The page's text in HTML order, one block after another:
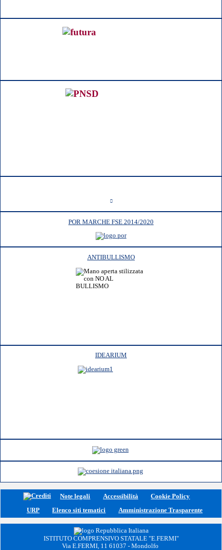
POR MARCHE FSE 2014/2020
ANTIBULLISMO
IDEARIUM
Note legali Accessibilità Cookie Policy
URP Elenco siti tematici Amministrazione Trasparente
ISTITUTO COMPRENSIVO STATALE "E.FERMI"
Via E.FERMI, 11 61037 - Mondolfo